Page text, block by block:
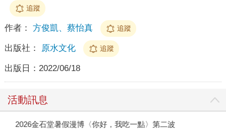
追蹤
作者： 方俊凱、蔡怡真 追蹤
出版社： 原水文化 追蹤
出版日： 2022/06/18
活動訊息
2026金石堂暑假漫博〈你好，我吃一點〉第二波